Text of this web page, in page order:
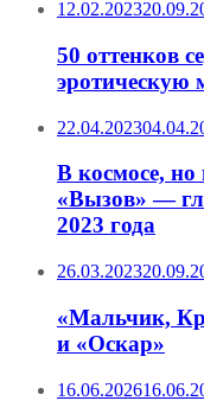
12.02.2023
50 оттенков
эротическую
22.04.2023
В космосе, но
«Вызов» —
2023 года
26.03.2023
«Мальчик,
и «Оскар»
16.06.2026